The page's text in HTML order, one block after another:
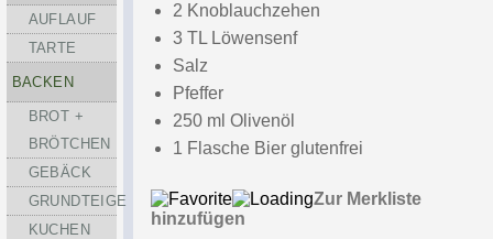
AUFLAUF
TARTE
BACKEN
BROT +
BRÖTCHEN
GEBÄCK
GRUNDTEIGE
KUCHEN
2 Knoblauchzehen
3 TL Löwensenf
Salz
Pfeffer
250 ml Olivenöl
1 Flasche Bier glutenfrei
Zur Merkliste
hinzufügen